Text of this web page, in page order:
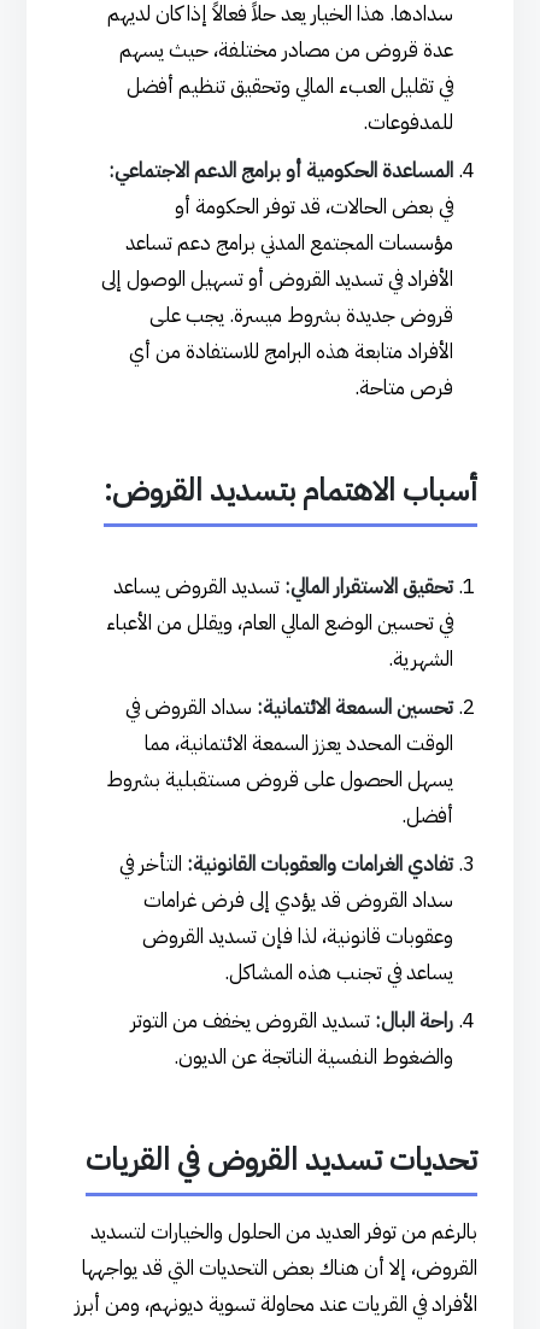
سدادها. هذا الخيار يعد حلاً فعالاً إذا كان لديهم
عدة قروض من مصادر مختلفة، حيث يسهم
في تقليل العبء المالي وتحقيق تنظيم أفضل
للمدفوعات.
المساعدة الحكومية أو برامج الدعم الاجتماعي:
في بعض الحالات، قد توفر الحكومة أو
مؤسسات المجتمع المدني برامج دعم تساعد
الأفراد في تسديد القروض أو تسهيل الوصول إلى
قروض جديدة بشروط ميسرة. يجب على
الأفراد متابعة هذه البرامج للاستفادة من أي
فرص متاحة.
أسباب الاهتمام بتسديد القروض:
تحقيق الاستقرار المالي: تسديد القروض يساعد
في تحسين الوضع المالي العام، ويقلل من الأعباء
الشهرية.
تحسين السمعة الائتمانية: سداد القروض في
الوقت المحدد يعزز السمعة الائتمانية، مما
يسهل الحصول على قروض مستقبلية بشروط
أفضل.
تفادي الغرامات والعقوبات القانونية: التأخر في
سداد القروض قد يؤدي إلى فرض غرامات
وعقوبات قانونية، لذا فإن تسديد القروض
يساعد في تجنب هذه المشاكل.
راحة البال: تسديد القروض يخفف من التوتر
والضغوط النفسية الناتجة عن الديون.
تحديات تسديد القروض في القريات
بالرغم من توفر العديد من الحلول والخيارات لتسديد
القروض، إلا أن هناك بعض التحديات التي قد يواجهها
الأفراد في القريات عند محاولة تسوية ديونهم، ومن أبرز